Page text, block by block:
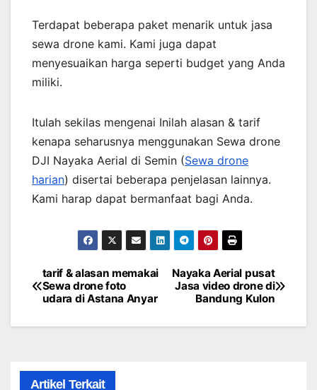
Terdapat beberapa paket menarik untuk jasa
sewa drone kami. Kami juga dapat
menyesuaikan harga seperti budget yang Anda
miliki.
Itulah sekilas mengenai Inilah alasan & tarif
kenapa seharusnya menggunakan Sewa drone
DJI Nayaka Aerial di Semin (Sewa drone
harian) disertai beberapa penjelasan lainnya.
Kami harap dapat bermanfaat bagi Anda.
Post
navigation
Nayaka Aerial pusat
Jasa video drone di
Bandung Kulon
tarif & alasan memakai
Sewa drone foto
udara di Astana Anyar
Artikel Terkait